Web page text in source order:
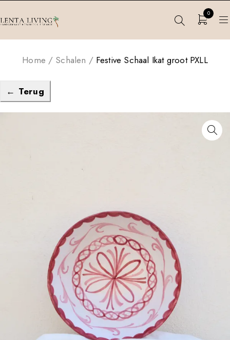
0
Home / Schalen / Festive Schaal Ikat groot PXLL
← Terug